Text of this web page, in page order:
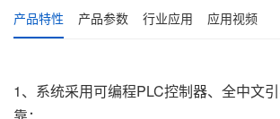
产品特性 产品参数 行业应用 应用视频
1、系统采用可编程PLC控制器、全中文